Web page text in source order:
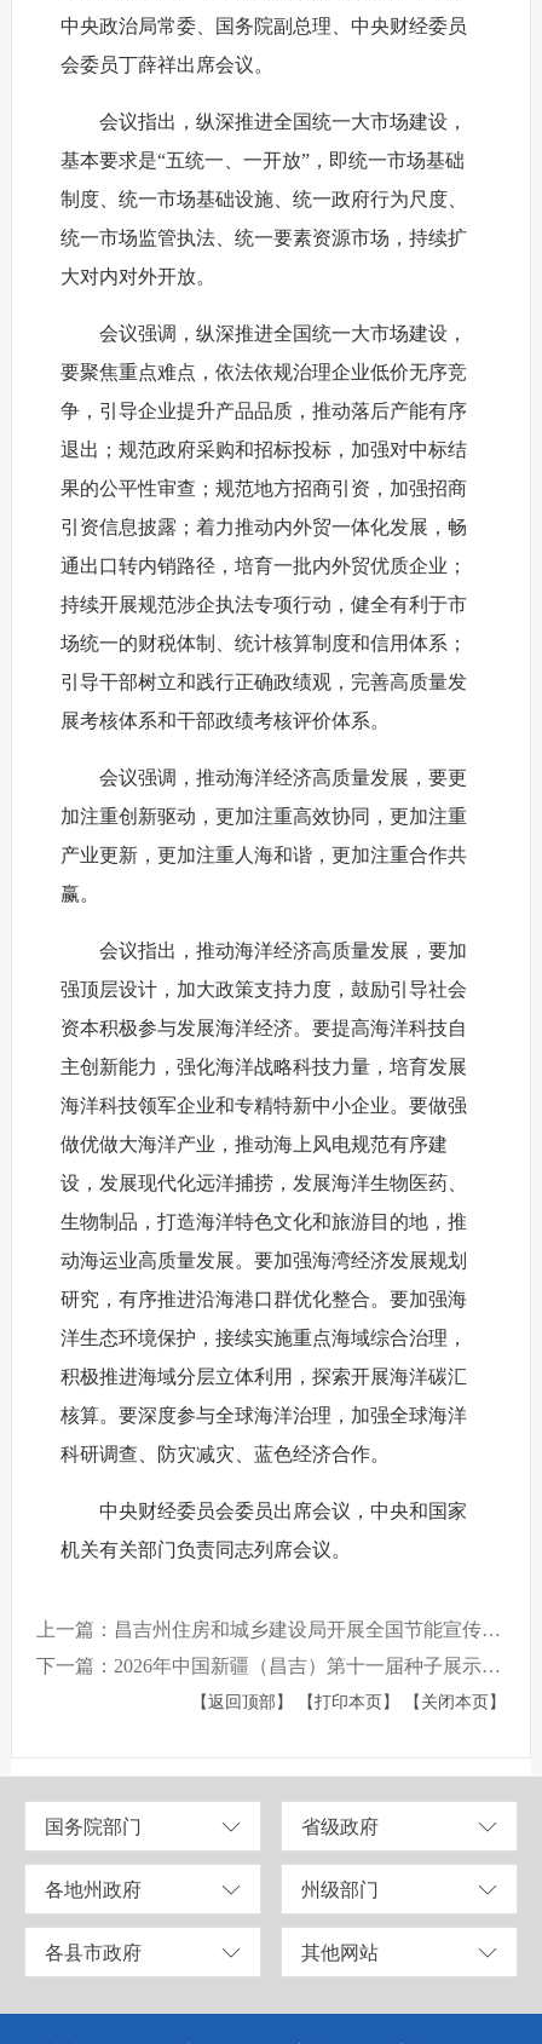
中央政治局常委、国务院副总理、中央财经委员
会委员丁薛祥出席会议。
会议指出，纵深推进全国统一大市场建设，
基本要求是“五统一、一开放”，即统一市场基础
制度、统一市场基础设施、统一政府行为尺度、
统一市场监管执法、统一要素资源市场，持续扩
大对内对外开放。
会议强调，纵深推进全国统一大市场建设，
要聚焦重点难点，依法依规治理企业低价无序竞
争，引导企业提升产品品质，推动落后产能有序
退出；规范政府采购和招标投标，加强对中标结
果的公平性审查；规范地方招商引资，加强招商
引资信息披露；着力推动内外贸一体化发展，畅
通出口转内销路径，培育一批内外贸优质企业；
持续开展规范涉企执法专项行动，健全有利于市
场统一的财税体制、统计核算制度和信用体系；
引导干部树立和践行正确政绩观，完善高质量发
展考核体系和干部政绩考核评价体系。
会议强调，推动海洋经济高质量发展，要更
加注重创新驱动，更加注重高效协同，更加注重
产业更新，更加注重人海和谐，更加注重合作共
赢。
会议指出，推动海洋经济高质量发展，要加
强顶层设计，加大政策支持力度，鼓励引导社会
资本积极参与发展海洋经济。要提高海洋科技自
主创新能力，强化海洋战略科技力量，培育发展
海洋科技领军企业和专精特新中小企业。要做强
做优做大海洋产业，推动海上风电规范有序建
设，发展现代化远洋捕捞，发展海洋生物医药、
生物制品，打造海洋特色文化和旅游目的地，推
动海运业高质量发展。要加强海湾经济发展规划
研究，有序推进沿海港口群优化整合。要加强海
洋生态环境保护，接续实施重点海域综合治理，
积极推进海域分层立体利用，探索开展海洋碳汇
核算。要深度参与全球海洋治理，加强全球海洋
科研调查、防灾减灾、蓝色经济合作。
中央财经委员会委员出席会议，中央和国家
机关有关部门负责同志列席会议。
上一篇：昌吉州住房和城乡建设局开展全国节能宣传周和全国低碳日活动
下一篇：2026年中国新疆（昌吉）第十一届种子展示交易会即将启幕！
【返回顶部】 【打印本页】 【关闭本页】
国务院部门 省级政府
各地州政府 州级部门
各县市政府 其他网站